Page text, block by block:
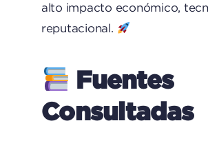
alto impacto económico,
reputacional.
Fuentes
Consultadas